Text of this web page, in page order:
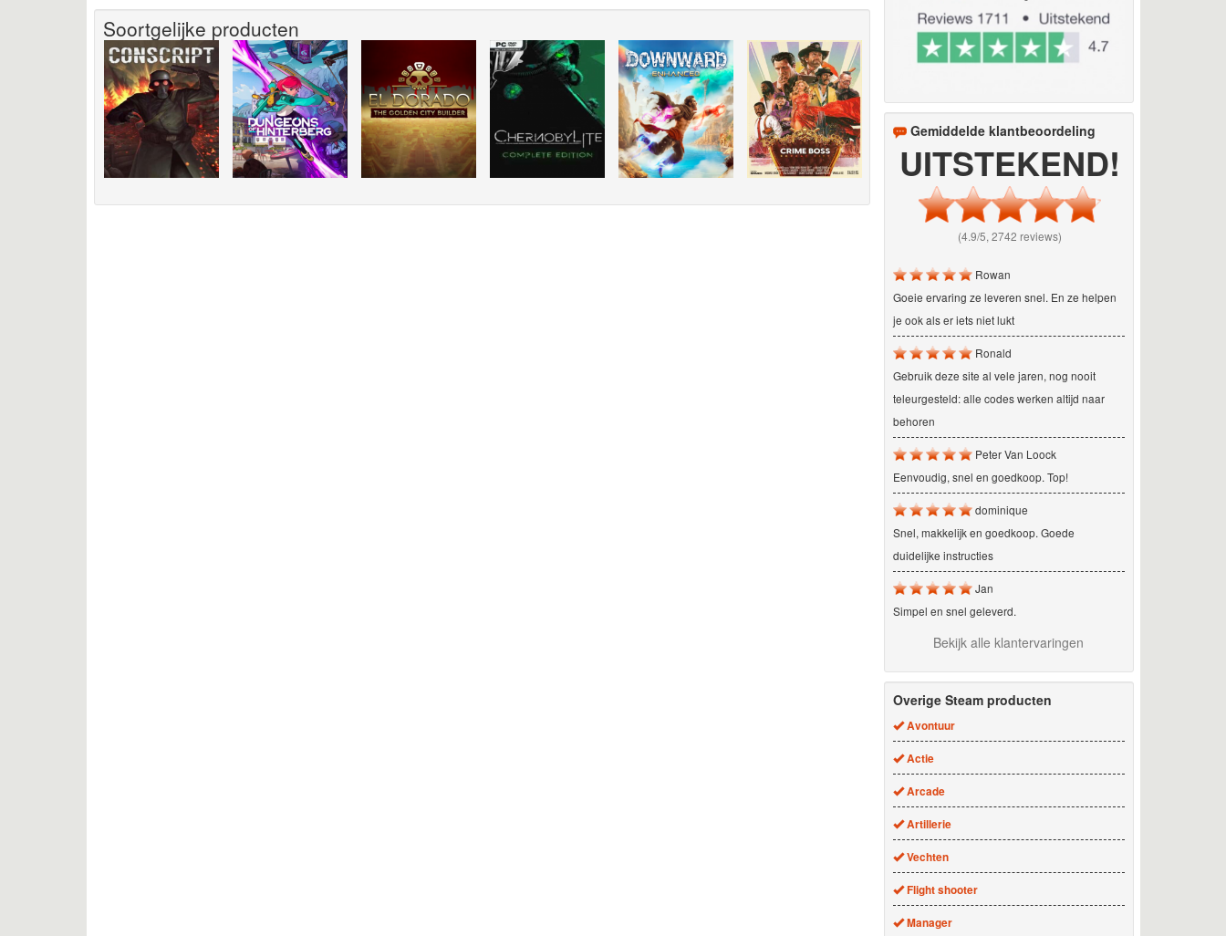
Soortgelijke producten
Gemiddelde klantbeoordeling
UITSTEKEND!
(4.9/5, 2742 reviews)
Rowan
Goeie ervaring ze leveren snel. En ze helpen
je ook als er iets niet lukt
Ronald
Gebruik deze site al vele jaren, nog nooit
teleurgesteld: alle codes werken altijd naar
behoren
Peter Van Loock
Eenvoudig, snel en goedkoop. Top!
dominique
Snel, makkelijk en goedkoop. Goede
duidelijke instructies
Jan
Simpel en snel geleverd.
Bekijk alle klantervaringen
Overige Steam producten
Avontuur
Actie
Arcade
Artillerie
Vechten
Flight shooter
Manager